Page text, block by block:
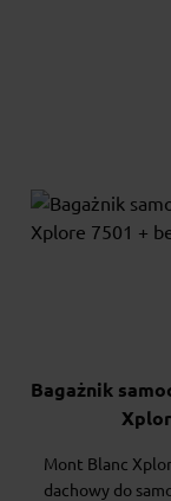
Bagażnik
Mont Blanc
dachowy do